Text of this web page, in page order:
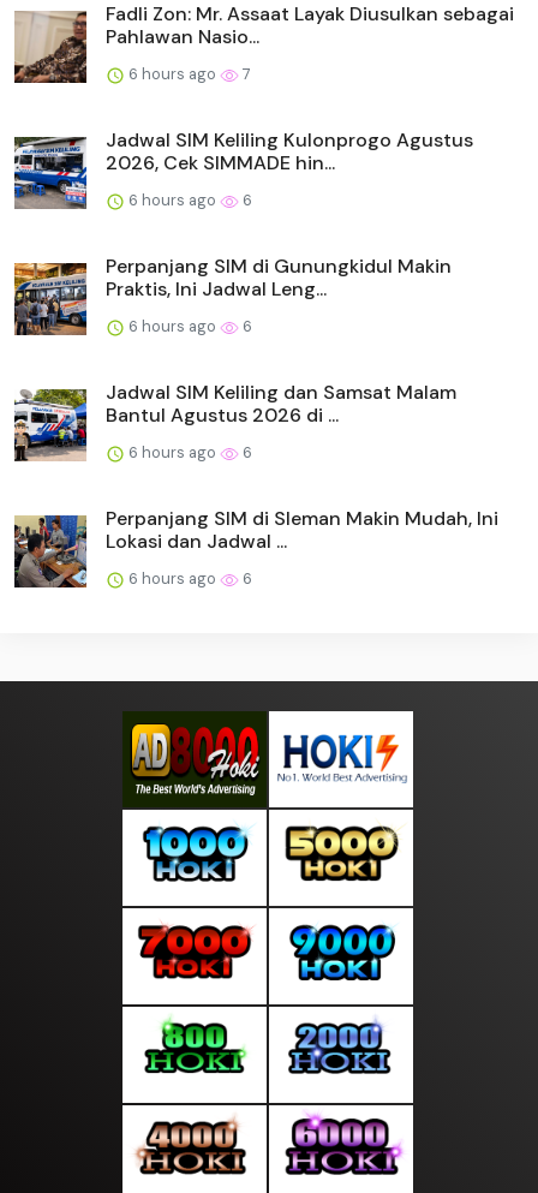
Fadli Zon: Mr. Assaat Layak Diusulkan sebagai
Pahlawan Nasio...
6 hours ago 7
Jadwal SIM Keliling Kulonprogo Agustus
2026, Cek SIMMADE hin...
6 hours ago 6
Perpanjang SIM di Gunungkidul Makin
Praktis, Ini Jadwal Leng...
6 hours ago 6
Jadwal SIM Keliling dan Samsat Malam
Bantul Agustus 2026 di ...
6 hours ago 6
Perpanjang SIM di Sleman Makin Mudah, Ini
Lokasi dan Jadwal ...
6 hours ago 6